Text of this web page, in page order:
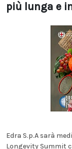
più lunga e
Edra S.p.A sarà
Longevity Summit